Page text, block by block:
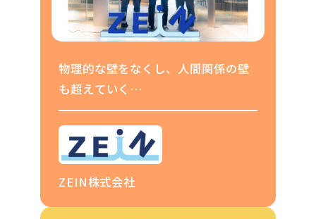
物理的な壁をなくし、人間関係の壁
も超えていく
計画的な「偶発性」を叶えるオフィ
ス移転の狙い
ZEIN株式会社